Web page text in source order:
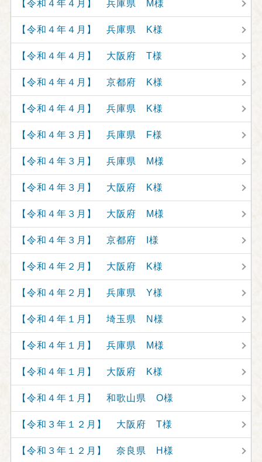
【令和４年４月】 兵庫県 M様
【令和４年４月】 兵庫県 K様
【令和４年４月】 大阪府 T様
【令和４年４月】 京都府 K様
【令和４年４月】 兵庫県 K様
【令和４年３月】 兵庫県 F様
【令和４年３月】 兵庫県 M様
【令和４年３月】 大阪府 K様
【令和４年３月】 大阪府 M様
【令和４年３月】 京都府 I様
【令和４年２月】 大阪府 K様
【令和４年２月】 兵庫県 Y様
【令和４年１月】 埼玉県 N様
【令和４年１月】 兵庫県 M様
【令和４年１月】 大阪府 K様
【令和４年１月】 和歌山県 O様
【令和３年１２月】 大阪府 T様
【令和３年１２月】 奈良県 H様